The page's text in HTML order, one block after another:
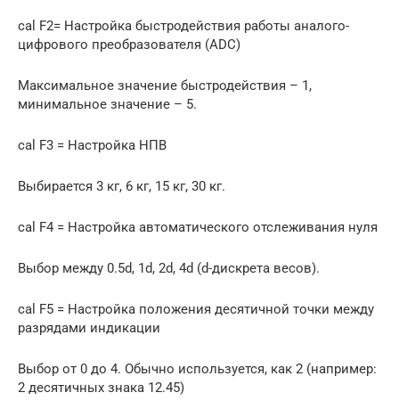
cal F2= Настройка быстродействия работы аналого-
цифрового преобразователя (ADC)
Максимальное значение быстродействия – 1,
минимальное значение – 5.
cal F3 = Настройка НПВ
Выбирается 3 кг, 6 кг, 15 кг, 30 кг.
cal F4 = Настройка автоматического отслеживания нуля
Выбор между 0.5d, 1d, 2d, 4d (d-дискрета весов).
cal F5 = Настройка положения десятичной точки между
разрядами индикации
Выбор от 0 до 4. Обычно используется, как 2 (например:
2 десятичных знака 12.45)